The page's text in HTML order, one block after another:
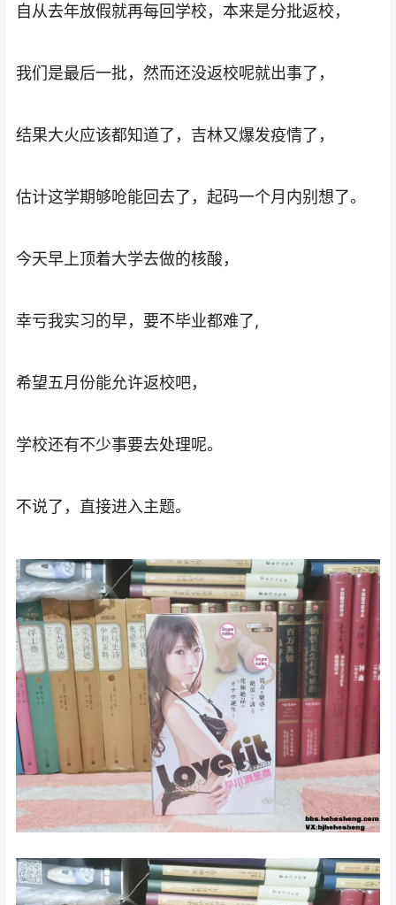
自从去年放假就再每回学校，本来是分批返校，
我们是最后一批，然而还没返校呢就出事了，
结果大火应该都知道了，吉林又爆发疫情了，
估计这学期够呛能回去了，起码一个月内别想了。
今天早上顶着大学去做的核酸，
幸亏我实习的早，要不毕业都难了,
希望五月份能允许返校吧，
学校还有不少事要去处理呢。
不说了，直接进入主题。